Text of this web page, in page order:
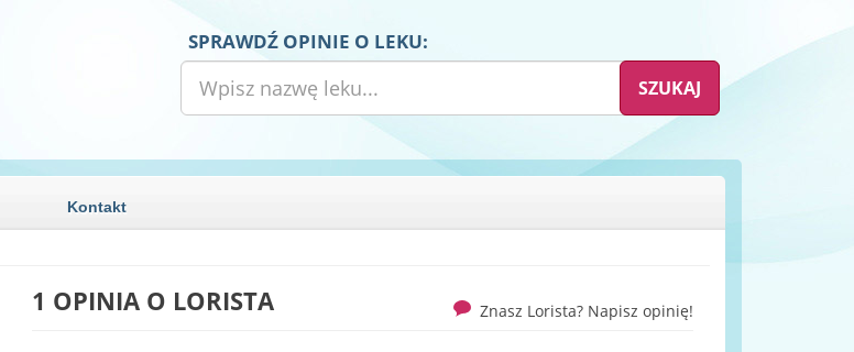
SPRAWDŹ OPINIE O LEKU:
Kontakt
1 OPINIA O LORISTA Znasz Lorista? Napisz opinię!